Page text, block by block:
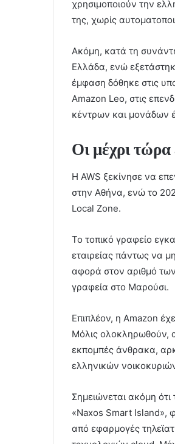
χρησιμοποιούν την
της, χωρίς
Ακόμη, κατά τη
Ελλάδα, ενώ
έμφαση δόθηκε στις
Amazon Leo, στις
κέντρων και μονάδων
Οι μέχρι
H AWS ξεκίνησε να
στην Αθήνα, ενώ το
Local Zone.
Το τοπικό γραφείο
εταιρείας πάντως να
αφορά στον αριθμό
γραφεία στο Μαρούσι.
Επιπλέον, η Amazon
Μόλις ολοκληρωθούν,
εκπομπές άνθρακα,
ελληνικών
Σημειώνεται ακόμη
«Naxos Smart Island»,
από εφαρμογές